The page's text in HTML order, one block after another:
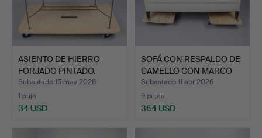
ASIENTO DE HIERRO
FORJADO PINTADO.
Subastado 15 may 2026
1 puja
34 USD
SOFÁ CON RESPALDO DE
CAMELLO CON MARCO
DE …
Subastado 11 abr 2026
9 pujas
364 USD